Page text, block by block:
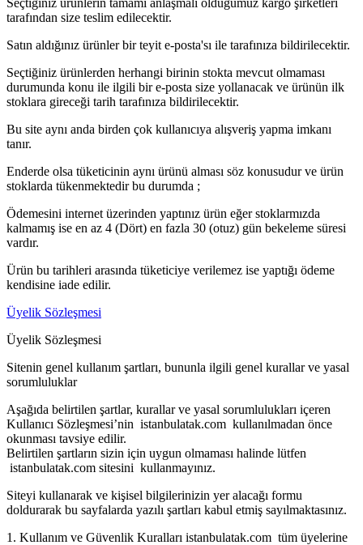
Seçtiğiniz ürünlerin tamamı anlaşmalı olduğumuz kargo şirketleri
tarafından size teslim edilecektir.
Satın aldığınız ürünler bir teyit e-posta'sı ile tarafınıza bildirilecektir.
Seçtiğiniz ürünlerden herhangi birinin stokta mevcut olmaması
durumunda konu ile ilgili bir e-posta size yollanacak ve ürünün ilk
stoklara gireceği tarih tarafınıza bildirilecektir.
Bu site aynı anda birden çok kullanıcıya alışveriş yapma imkanı
tanır.
Enderde olsa tüketicinin aynı ürünü alması söz konusudur ve ürün
stoklarda tükenmektedir bu durumda ;
Ödemesini internet üzerinden yaptınız ürün eğer stoklarmızda
kalmamış ise en az 4 (Dört) en fazla 30 (otuz) gün bekeleme süresi
vardır.
Ürün bu tarihleri arasında tüketiciye verilemez ise yaptığı ödeme
kendisine iade edilir.
Üyelik Sözleşmesi
Üyelik Sözleşmesi
Sitenin genel kullanım şartları, bununla ilgili genel kurallar ve yasal
sorumluluklar
Aşağıda belirtilen şartlar, kurallar ve yasal sorumlulukları içeren
Kullanıcı Sözleşmesi’nin istanbulatak.com kullanılmadan önce
okunması tavsiye edilir.
Belirtilen şartların sizin için uygun olmaması halinde lütfen
istanbulatak.com sitesini kullanmayınız.
Siteyi kullanarak ve kişisel bilgilerinizin yer alacağı formu
doldurarak bu sayfalarda yazılı şartları kabul etmiş sayılmaktasınız.
1. Kullanım ve Güvenlik Kuralları istanbulatak.com tüm üyelerine